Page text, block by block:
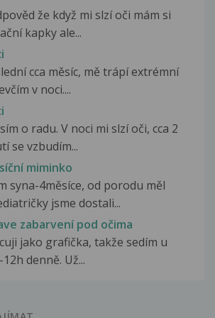
že když mi slzí oči mám si
kapky ale...
cca měsíc, mě trápí extrémní
v noci....
o radu. V noci mi slzí oči, cca 2
se vzbudím...
miminko
syna-4měsíce, od porodu měl
jsme dostali...
zabarvení pod očima
jako grafička, takže sedím u
denně. Už...